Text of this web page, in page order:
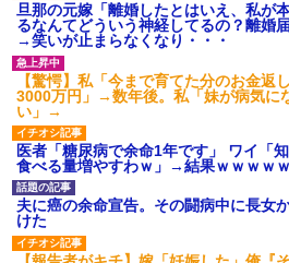
旦那の元嫁「離婚したとはいえ、私が
るなんてどういう神経してるの？離婚
→笑いが止まらなくなり・・・
【驚愕】私「今まで育てた分のお金返
3000万円」→数年後。私「妹が病気に
い」→
医者「糖尿病で余命1年です」 ワイ「
食べる量増やすわｗ」→結果ｗｗｗｗｗ
夫に癌の余命宣告。その闘病中に長女
けた